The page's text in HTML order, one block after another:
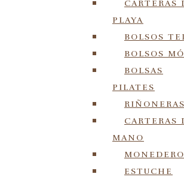
CARTERAS
PLAYA
BOLSOS
BOLSOS
BOLSAS
PILATES
RIÑONERAS
CARTERAS
MANO
ESTUCHE